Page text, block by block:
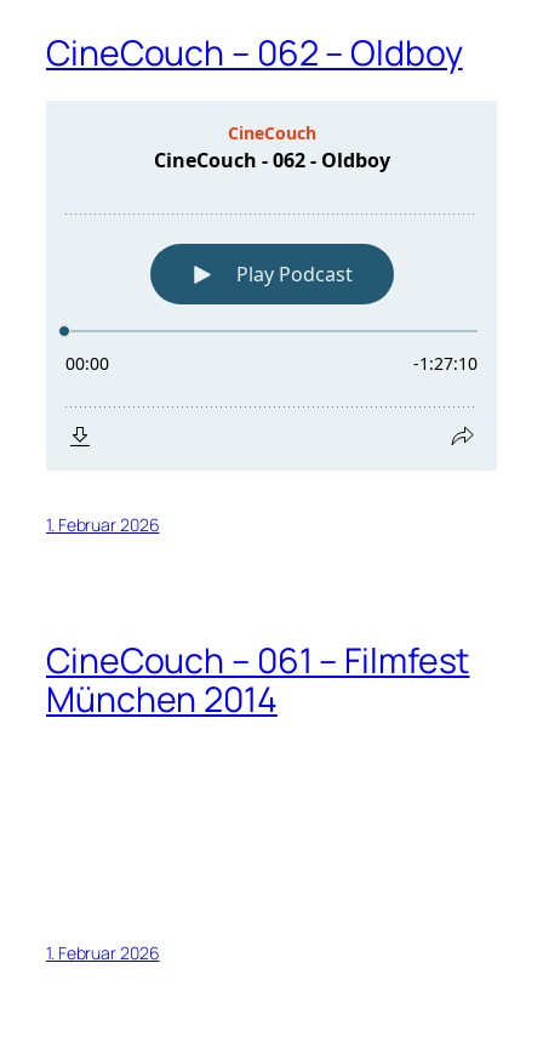
CineCouch – 062 – Oldboy
1. Februar 2026
CineCouch – 061 – Filmfest
München 2014
1. Februar 2026